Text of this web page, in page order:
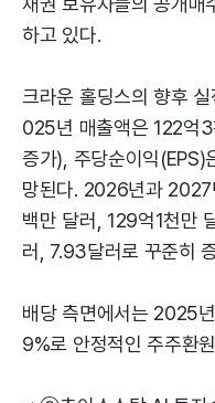
하고 있다.
크라운 홀딩스의 향후
025년 매출액은 122억
증가), 주당순이익
망된다. 2026년과
백만 달러, 129억1천만
러, 7.93달러로 꾸준히
배당 측면에서는 2025
9%로 안정적인 주주환